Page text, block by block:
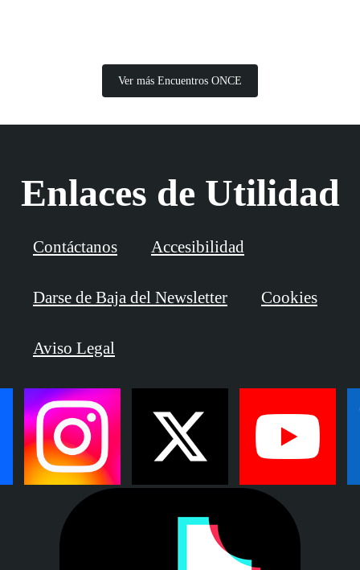
Ver más Encuentros ONCE
Enlaces de Utilidad
Contáctanos Accesibilidad
Darse de Baja del Newsletter Cookies
Aviso Legal